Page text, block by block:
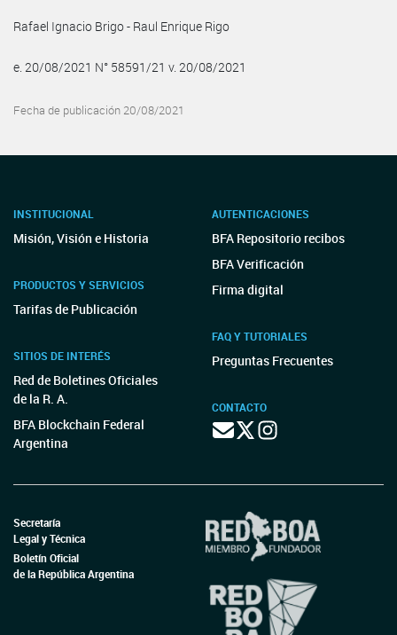
Rafael Ignacio Brigo - Raul Enrique Rigo
e. 20/08/2021 N° 58591/21 v. 20/08/2021
Fecha de publicación 20/08/2021
INSTITUCIONAL
Misión, Visión e Historia
PRODUCTOS Y SERVICIOS
Tarifas de Publicación
SITIOS DE INTERÉS
Red de Boletines Oficiales
de la R. A.
BFA Blockchain Federal
Argentina
AUTENTICACIONES
BFA Repositorio recibos
BFA Verificación
Firma digital
FAQ Y TUTORIALES
Preguntas Frecuentes
CONTACTO
Secretaría
Legal y Técnica
Boletín Oficial
de la República Argentina